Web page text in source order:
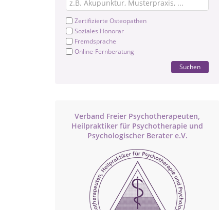
Zertifizierte Osteopathen
Soziales Honorar
Fremdsprache
Online-Fernberatung
Suchen
Verband Freier Psychotherapeuten,
Heilpraktiker für Psychotherapie und
Psychologischer Berater e.V.